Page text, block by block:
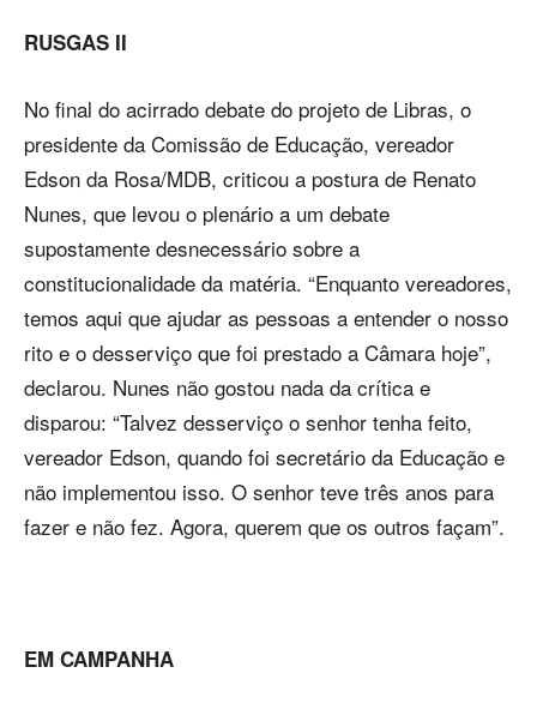
RUSGAS II
No final do acirrado debate do projeto de Libras, o
presidente da Comissão de Educação, vereador
Edson da Rosa/MDB, criticou a postura de Renato
Nunes, que levou o plenário a um debate
supostamente desnecessário sobre a
constitucionalidade da matéria. “Enquanto vereadores,
temos aqui que ajudar as pessoas a entender o nosso
rito e o desserviço que foi prestado a Câmara hoje”,
declarou. Nunes não gostou nada da crítica e
disparou: “Talvez desserviço o senhor tenha feito,
vereador Edson, quando foi secretário da Educação e
não implementou isso. O senhor teve três anos para
fazer e não fez. Agora, querem que os outros façam”.
EM CAMPANHA